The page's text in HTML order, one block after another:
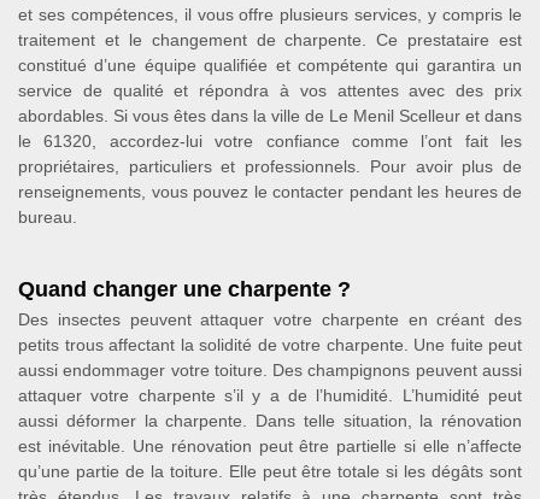
et ses compétences, il vous offre plusieurs services, y compris le
traitement et le changement de charpente. Ce prestataire est
constitué d’une équipe qualifiée et compétente qui garantira un
service de qualité et répondra à vos attentes avec des prix
abordables. Si vous êtes dans la ville de Le Menil Scelleur et dans
le 61320, accordez-lui votre confiance comme l’ont fait les
propriétaires, particuliers et professionnels. Pour avoir plus de
renseignements, vous pouvez le contacter pendant les heures de
bureau.
Quand changer une charpente ?
Des insectes peuvent attaquer votre charpente en créant des
petits trous affectant la solidité de votre charpente. Une fuite peut
aussi endommager votre toiture. Des champignons peuvent aussi
attaquer votre charpente s’il y a de l’humidité. L’humidité peut
aussi déformer la charpente. Dans telle situation, la rénovation
est inévitable. Une rénovation peut être partielle si elle n’affecte
qu’une partie de la toiture. Elle peut être totale si les dégâts sont